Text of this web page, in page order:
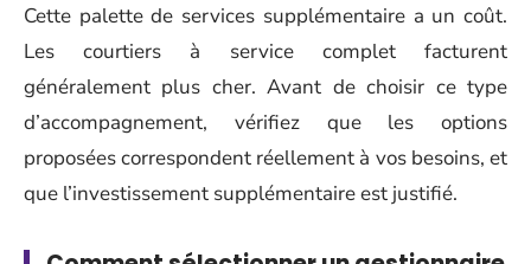
Cette palette de services supplémentaire a un coût.
Les courtiers à service complet facturent
généralement plus cher. Avant de choisir ce type
d’accompagnement, vérifiez que les options
proposées correspondent réellement à vos besoins, et
que l’investissement supplémentaire est justifié.